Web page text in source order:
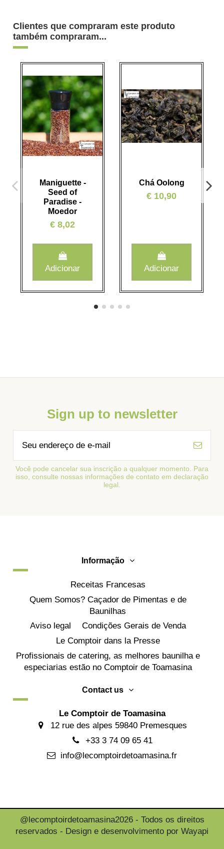
Clientes que compraram este produto
também compraram...
Maniguette -
Seed of
Paradise -
Moedor
€ 8,02
Adicionar
Chá Oolong
€ 10,90
Adicionar
Sign up to newsletter
Você pode cancelar sua inscrição a qualquer momento. Para
isso, consulte nossas informações de contato em declaração
legal.
Informação
Receitas Francesas
Quem Somos? Caçador de Pimentas e de
Baunilhas
Aviso legal
Condições Gerais de Venda
Le Comptoir dans la Presse
Profissionais de catering, as melhores baunilha e
especiarias estão no Comptoir de Toamasina
Contact us
Le Comptoir de Toamasina
12 rue des alpes 59840 Premesques
+33 3 74 09 65 41
info@lecomptoirdetoamasina.fr
@lecomptoirdetoamasina2026 - Todos os direitos
reservados - Design e desenvolvimento por Wayapi